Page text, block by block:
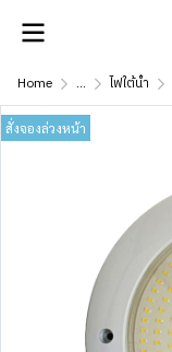
Home ... ไฟใต้น้ำ
สั่งจองล่วงหน้า